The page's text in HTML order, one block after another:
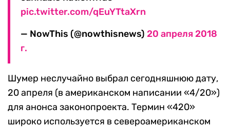
pic.twitter.com/qEuYTtaXrn
— NowThis (@nowthisnews) 20 апреля 2018
г.
Шумер неслучайно выбрал сегодняшнюю дату,
20 апреля (в американском написании «4/20»)
для анонса законопроекта. Термин «420»
широко используется в североамериканском